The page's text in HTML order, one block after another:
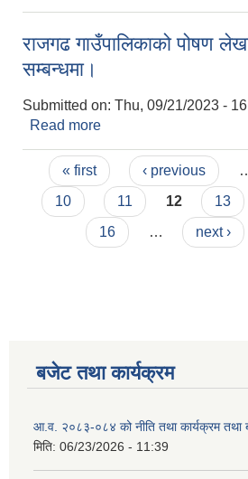
राजगढ गाउँपालिकाको पोषण
सम्बन्धमा।
Submitted on: Thu, 09/21/2023 -
Read more
Pages
« first ‹ previous
10
11 12 13
16
… next ›
बजेट तथा कार्यक्रम
आ.व. २०८३-०८४ को नीति तथा कार्यक्रम तथा
मिति: 06/23/2026 - 11:39